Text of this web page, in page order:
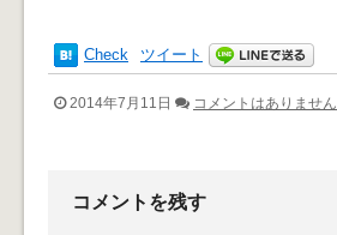
Check ツイート
2014年7月11日 コメントはありません
コメントを残す